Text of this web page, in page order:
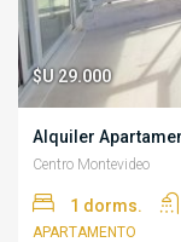
$U 29.000
Alquiler
Centro Montevideo
1 dorms.
APARTAMENTO